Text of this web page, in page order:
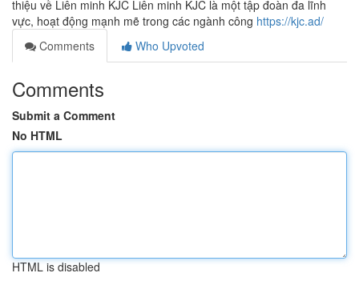
thiệu về Liên minh KJC Liên minh KJC là một tập đoàn đa lĩnh
vực, hoạt động mạnh mẽ trong các ngành công https://kjc.ad/
Comments
Who Upvoted
Comments
Submit a Comment
No HTML
HTML is disabled